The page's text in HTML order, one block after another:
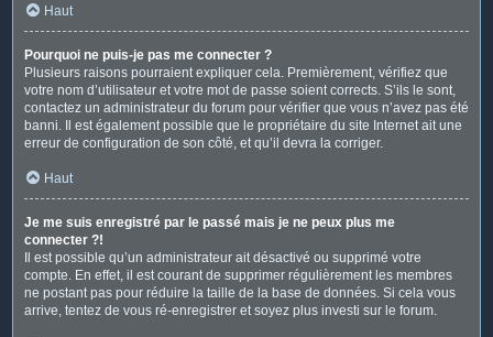
Haut
Pourquoi ne puis-je pas me connecter ?
Plusieurs raisons pourraient expliquer cela. Premièrement, vérifiez que
votre nom d’utilisateur et votre mot de passe soient corrects. S’ils le sont,
contactez un administrateur du forum pour vérifier que vous n’avez pas été
banni. Il est également possible que le propriétaire du site Internet ait une
erreur de configuration de son côté, et qu’il devra la corriger.
Haut
Je me suis enregistré par le passé mais je ne peux plus me
connecter ?!
Il est possible qu’un administrateur ait désactivé ou supprimé votre
compte. En effet, il est courant de supprimer régulièrement les membres
ne postant pas pour réduire la taille de la base de données. Si cela vous
arrive, tentez de vous ré-enregistrer et soyez plus investi sur le forum.